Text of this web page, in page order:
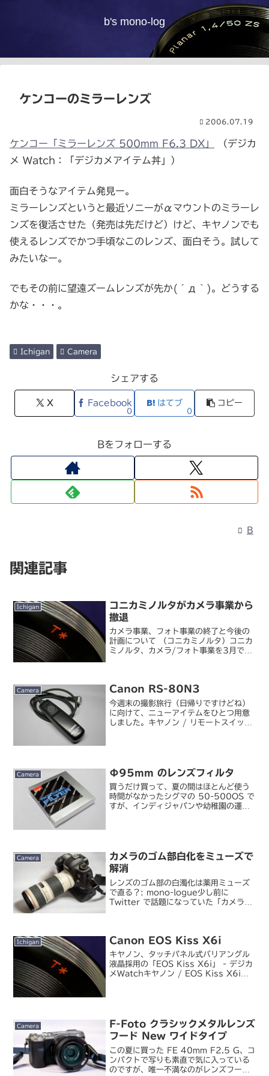
b's mono-log
ケンコーのミラーレンズ
2006.07.19
ケンコー「ミラーレンズ 500mm F6.3 DX」
（デジカ
メ Watch：「デジカメアイテム丼」）
面白そうなアイテム発見ー。
ミラーレンズというと最近ソニーがαマウントのミラーレ
ンズを復活させた（発売は先だけど）けど、キヤノンでも
使えるレンズでかつ手頃なこのレンズ、面白そう。試して
みたいなー。
でもその前に望遠ズームレンズが先か(´д｀)。どうする
かな・・・。
Ichigan Camera
シェアする
X Facebook
0
はてブ
0
コピー
Bをフォローする
B
関連記事
Ichigan
コニカミノルタがカメラ事業から
撤退
カメラ事業、フォト事業の終了と今後の
計画について （コニカミノルタ）コニカ
ミノルタ、カメラ/フォト事業を3月で終
に、一社になると...
Camera Canon RS-80N3
今週末の撮影旅行（日帰りですけどね）
に向けて、ニューアイテムをひとつ用意
しました。キヤノン / リモートスイッチ
Camera Φ95mm のレンズフィルタ
買うだけ買って、夏の間はほとんど使う
時間がなかったシグマの 50-500OS で
すが、インディジャパンや幼稚園の運動
Camera
カメラのゴム部白化をミューズで
解消
レンズのゴム部の白濁化は薬用ミューズ
で直る？: mono-logue少し前に
Twitter で話題になっていた「カメラの
分でも試し...
Ichigan Canon EOS Kiss X6i
キヤノン、タッチパネル式バリアングル
液晶採用の「EOS Kiss X6i」 - デジカ
メWatchキヤノン / EOS Kiss X6i出
Camera
F-Foto クラシックメタルレンズ
フード New ワイドタイプ
この夏に買った FE 40mm F2.5 G、コ
ンパクトで写りも素直で気に入っている
のですが、唯一不満なのがレンズフード